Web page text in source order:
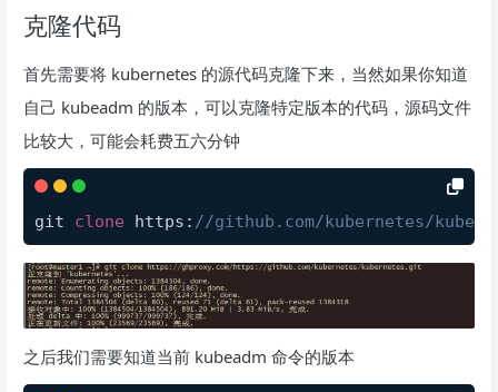
克隆代码
首先需要将 kubernetes 的源代码克隆下来，当然如果你知道
自己 kubeadm 的版本，可以克隆特定版本的代码，源码文件
比较大，可能会耗费五六分钟
git clone https: //github.com/kubernetes/
之后我们需要知道当前 kubeadm 命令的版本